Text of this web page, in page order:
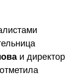
и директор